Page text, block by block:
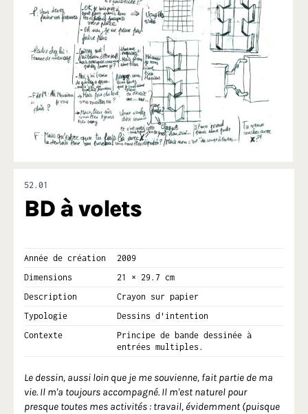
52.01
BD à volets
Année de création
2009
Dimensions
21 × 29.7 cm
Description
Crayon sur papier
Typologie
Dessins d'intention
Contexte
Principe de bande dessinée à
entrées multiples.
Le dessin, aussi loin que je me souvienne, fait partie de ma
vie. Il m'a toujours accompagné. Il m'est naturel pour
presque toutes mes activités : travail, évidemment (puisque